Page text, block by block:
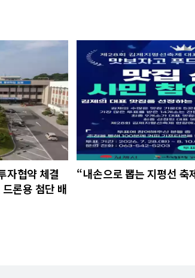
자협약 체결
론용 첨단 배
“내손으로 뽑는 지평선 축